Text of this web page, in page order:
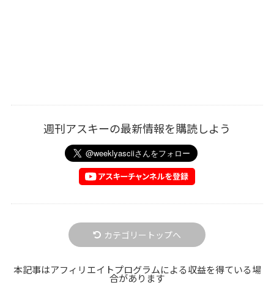
週刊アスキーの最新情報を購読しよう
カテゴリートップへ
本記事はアフィリエイトプログラムによる収益を得ている場
合があります